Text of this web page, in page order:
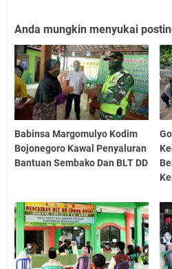
Anda mungkin menyukai
Babinsa Margomulyo Kodim
Bojonegoro Kawal Penyaluran
Bantuan Sembako Dan BLT DD